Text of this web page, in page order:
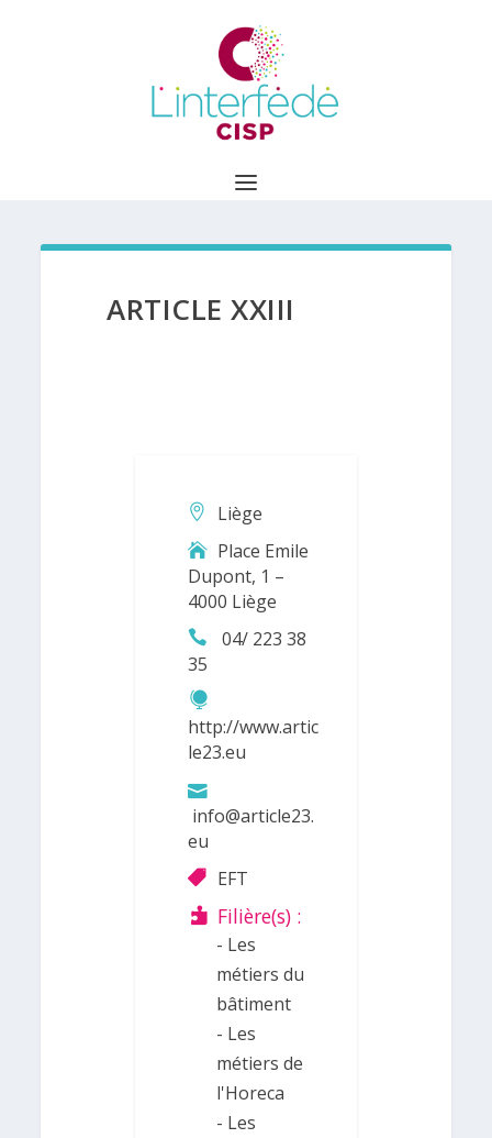
ARTICLE XXIII
Liège
Place Emile
Dupont, 1 –
4000 Liège
04/ 223 38
35
http://www.artic
le23.eu
info@article23.
eu
EFT
Filière(s) :
- Les
métiers du
bâtiment
- Les
métiers de
l'Horeca
- Les